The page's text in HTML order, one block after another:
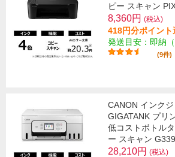
ピー スキャン
8,360円 (税込)
418円分ポイント
発送目安：即納
(9件)
CANON インク
GIGATANK プリ
低コストボトル
ー スキャン
28,210円 (税込)